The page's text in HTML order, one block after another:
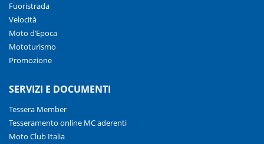
Fuoristrada
Velocità
Moto d’Epoca
Mototurismo
Promozione
SERVIZI E DOCUMENTI
Tessera Member
Tesseramento online MC aderenti
Moto Club Italia